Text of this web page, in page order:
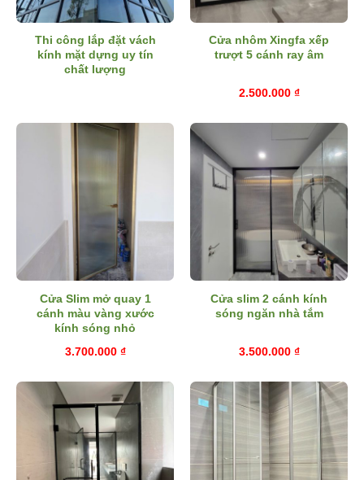
Thi công lắp đặt vách
kính mặt dựng uy tín
chất lượng
Cửa nhôm Xingfa xếp
trượt 5 cánh ray âm
2.500.000 ₫
Cửa Slim mở quay 1
cánh màu vàng xước
kính sóng nhỏ
3.700.000 ₫
Cửa slim 2 cánh kính
sóng ngăn nhà tắm
3.500.000 ₫